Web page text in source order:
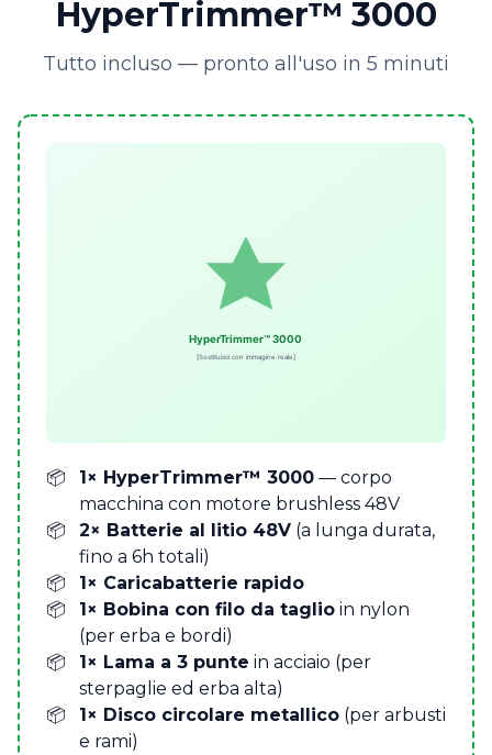
HyperTrimmer™ 3000
Tutto incluso — pronto all'uso in 5 minuti
1× HyperTrimmer™ 3000— corpo
macchina con motore brushless 48V
2× Batterie al litio 48V(a lunga durata,
fino a 6h totali)
1× Caricabatterie rapido
1× Bobina con filo da taglioin nylon
(per erba e bordi)
1× Lama a 3 punte in acciaio (per
sterpaglie ed erba alta)
1× Disco circolare metallico(per arbusti
e rami)